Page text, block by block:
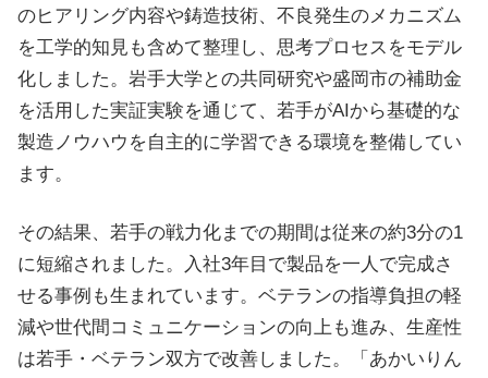
のヒアリング内容や鋳造技術、不良発生のメカニズム
を工学的知見も含めて整理し、思考プロセスをモデル
化しました。岩手大学との共同研究や盛岡市の補助金
を活用した実証実験を通じて、若手がAIから基礎的な
製造ノウハウを自主的に学習できる環境を整備してい
ます。
その結果、若手の戦力化までの期間は従来の約3分の1
に短縮されました。入社3年目で製品を一人で完成さ
せる事例も生まれています。ベテランの指導負担の軽
減や世代間コミュニケーションの向上も進み、生産性
は若手・ベテラン双方で改善しました。「あかいりん